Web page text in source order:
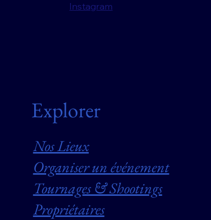
Instagram
Explorer
Nos Lieux
Organiser un événement
Tournages & Shootings
Propriétaires